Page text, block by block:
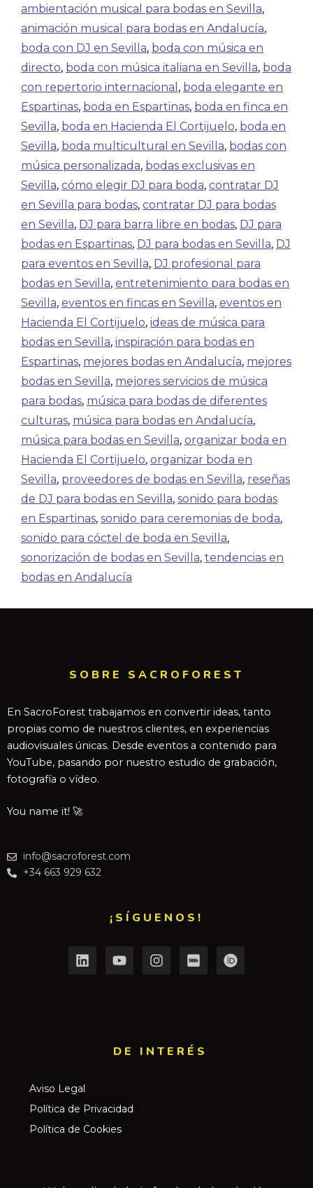
ambientación musical para bodas en Sevilla,
animación musical para bodas en Andalucía,
boda con DJ en Sevilla, boda con música en
directo, boda con música italiana en Sevilla, boda
con repertorio internacional , boda elegante en
Espartinas, boda en Espartinas, boda en finca en
Sevilla, boda en Hacienda El Cortijuelo, boda en
Sevilla, boda multicultural en Sevilla, bodas con
música personalizada, bodas exclusivas en
Sevilla, cómo elegir DJ para boda, contratar DJ
en Sevilla para bodas, contratar DJ para bodas
en Sevilla, DJ para barra libre en bodas, DJ para
bodas en Espartinas, DJ para bodas en Sevilla, DJ
para eventos en Sevilla, DJ profesional para
bodas en Sevilla, entretenimiento para bodas en
Sevilla, eventos en fincas en Sevilla, eventos en
Hacienda El Cortijuelo, ideas de música para
bodas en Sevilla, inspiración para bodas en
Espartinas, mejores bodas en Andalucía, mejores
bodas en Sevilla, mejores servicios de música
para bodas, música para bodas de diferentes
culturas, música para bodas en Andalucía,
música para bodas en Sevilla, organizar boda en
Hacienda El Cortijuelo, organizar boda en
Sevilla, proveedores de bodas en Sevilla, reseñas
de DJ para bodas en Sevilla, sonido para bodas
en Espartinas, sonido para ceremonias de boda,
sonido para cóctel de boda en Sevilla,
sonorización de bodas en Sevilla, tendencias en
bodas en Andalucía
SOBRE SACROFOREST
En SacroForest trabajamos en convertir ideas, tanto
propias como de nuestros clientes, en experiencias
audiovisuales únicas. Desde eventos a contenido para
YouTube, pasando por nuestro estudio de grabación,
fotografía o vídeo.
You name it! 🚀
info@sacroforest.com
+34 663 929 632
¡SÍGUENOS!
DE INTERÉS​
Aviso Legal
Política de Privacidad
Política de Cookies